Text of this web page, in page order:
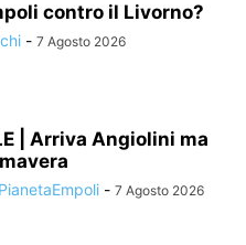
contro il Livorno?
- 7 Agosto 2026
| Arriva Angiolini ma
- 7 Agosto 2026